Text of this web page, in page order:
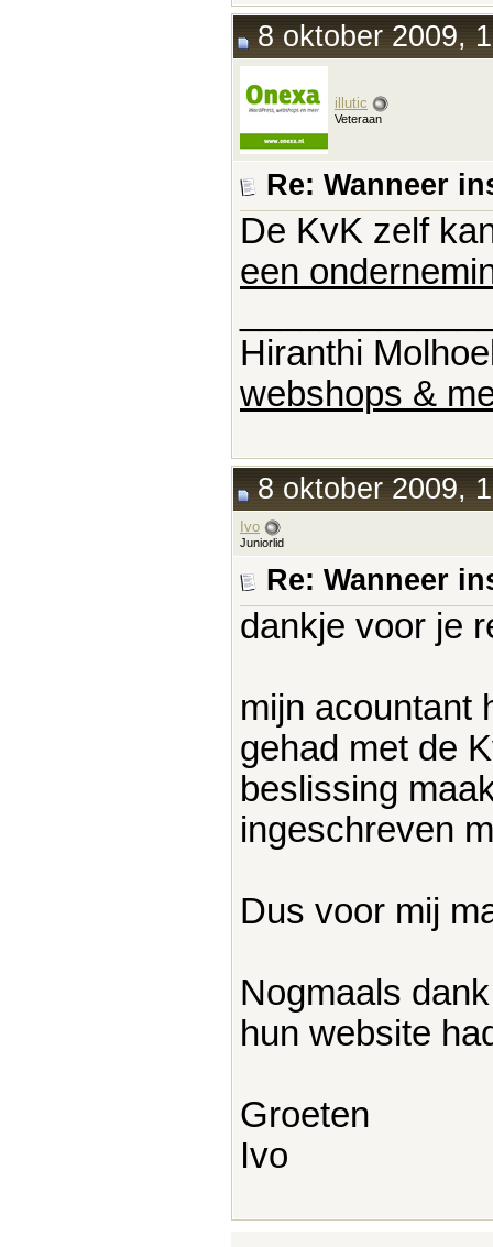
8 oktober 2009,
illutic
Veteraan
Re: Wanneer
De KvK zelf
een
Hiranthi
webshops &
8 oktober 2009,
Ivo
Juniorlid
Re: Wanneer
dankje voor je
mijn acountant
gehad met de
beslissing
ingeschreven
Dus voor mij
Nogmaals
hun website
Groeten
Ivo